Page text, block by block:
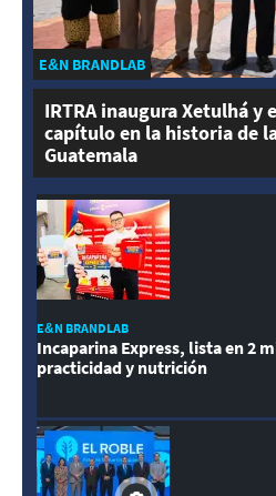
E&N BRANDLAB
IRTRA inaugura Xetulhá y
capítulo en la historia de
Guatemala
E&N BRANDLAB
Incaparina Express, lista en 2
practicidad y nutrición